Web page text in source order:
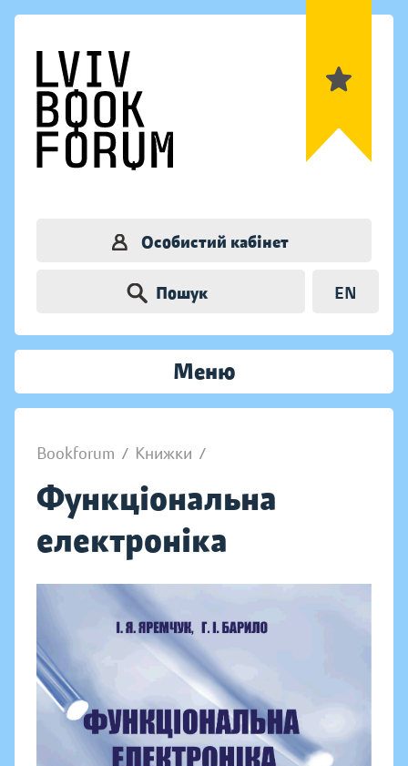
Особистий кабінет
Пошук EN
Меню
Bookforum / Книжки /
Функціональна
електроніка